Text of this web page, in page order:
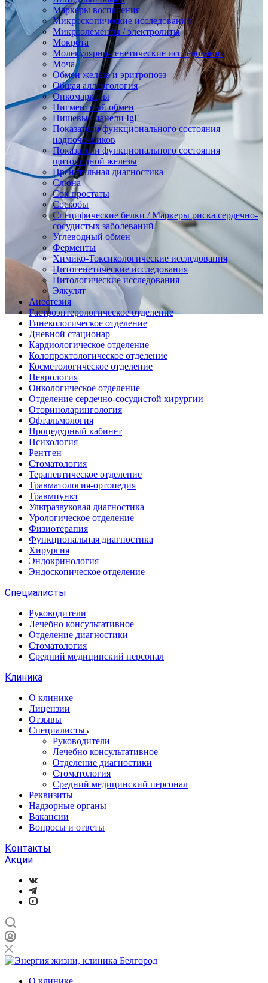
Маркеры воспаления
Микроскопические исследования
Микроэлементы / электролиты
Мокрота
Молекулярно-генетические исследования
Моча
Обмен железа и эритропоэз
Общая аллергология
Онкомаркеры
Пигментный обмен
Пищевые панели IgE
Показатели функционального состояния
надпочечников
Показатели функционального состояния
щитовидной железы
Пренатальная диагностика
Слюна
Сок простаты
Соскобы
Специфические белки / Маркеры риска сердечно-
сосудистых заболеваний
Углеводный обмен
Ферменты
Химико-Токсикологические исследования
Цитогенетические исследования
Цитологические исследования
Эякулят
Анестезия
Гастроэнтерологическое отделение
Гинекологическое отделение
Дневной стационар
Кардиологическое отделение
Колопроктологическое отделение
Косметологическое отделение
Неврология
Онкологическое отделение
Отделение сердечно-сосудистой хирургии
Оториноларингология
Офтальмология
Процедурный кабинет
Психология
Рентген
Стоматология
Терапевтическое отделение
Травматология-ортопедия
Травмпункт
Ультразвуковая диагностика
Урологическое отделение
Физиотерапия
Функциональная диагностика
Хирургия
Эндокринология
Эндоскопическое отделение
Специалисты
Руководители
Лечебно консультативное
Отделение диагностики
Стоматология
Средний медицинский персонал
Клиника
О клинике
Лицензии
Отзывы
Специалисты
Руководители
Лечебно консультативное
Отделение диагностики
Стоматология
Средний медицинский персонал
Реквизиты
Надзорные органы
Вакансии
Вопросы и ответы
Контакты
Акции
О клинике